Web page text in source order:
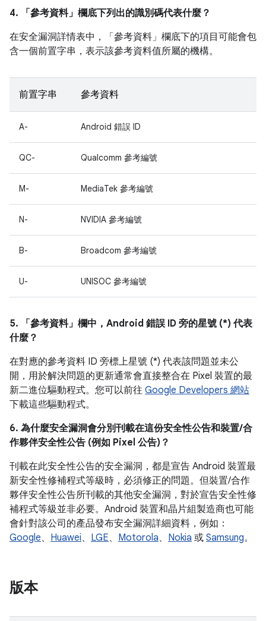
4. 「參考資料」 欄底下列出的識別碼代表什麼？
在安全漏洞詳情表中，「參考資料」 欄底下的項目可能會包
含一個前置字串，表示該參考資料值所屬的機構。
前置字串 參考資料
A- Android 錯誤 ID
QC- Qualcomm 參考編號
M- MediaTek 參考編號
N- NVIDIA 參考編號
B- Broadcom 參考編號
U- UNISOC 參考編號
5. 「參考資料」 欄中，Android 錯誤 ID 旁的星號 (*) 代表
什麼？
在對應的參考資料 ID 旁標上星號 (*) 代表該問題並未公
開，用於解決問題的更新通常會直接整合在 Pixel 裝置的最
新二進位驅動程式。您可以前往 Google Developers 網站
下載這些驅動程式。
6. 為什麼安全漏洞會分別刊載在這份安全性公告和裝置/合
作夥伴安全性公告 (例如 Pixel 公告)？
刊載在此安全性公告的安全漏洞，都是宣告 Android 裝置最
新安全性修補程式等級時，必須修正的問題。但裝置/合作
夥伴安全性公告所刊載的其他安全漏洞，對於宣告安全性修
補程式等級並非必要。Android 裝置和晶片組製造商也可能
會針對該公司的產品發布安全漏洞詳細資料，例如：
Google、 Huawei、 LGE、 Motorola、 Nokia 或 Samsung。
版本